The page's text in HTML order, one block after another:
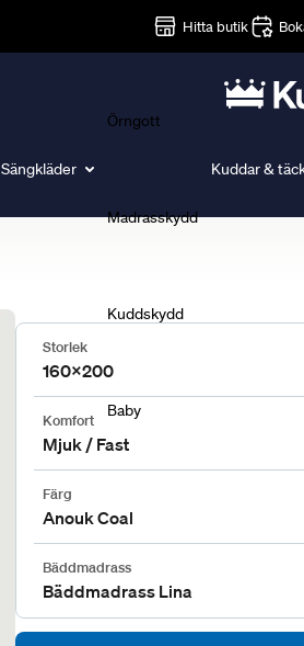
Hitta butik
Sängkläder
Örngott
Madrasskydd
Kuddskydd
Baby
Kuddar &
Storlek
160x200
Komfort
Mjuk / Fast
Färg
Anouk Coal
Bäddmadrass
Bäddmadrass Lina